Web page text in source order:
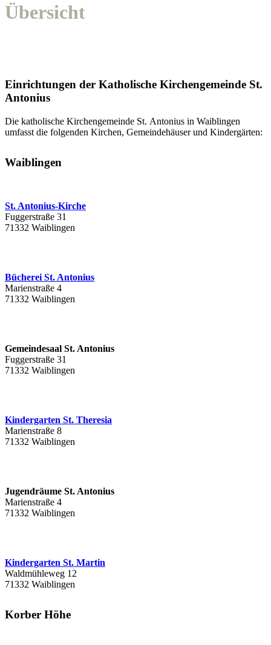
Übersicht
Einrichtungen der Katholische Kirchengemeinde St.
Antonius
Die katholische Kirchengemeinde St. Antonius in Waiblingen
umfasst die folgenden Kirchen, Gemeindehäuser und Kindergärten:
Waiblingen
St. Antonius-Kirche
Fuggerstraße 31
71332 Waiblingen
Bücherei St. Antonius
Marienstraße 4
71332 Waiblingen
Gemeindesaal St. Antonius
Fuggerstraße 31
71332 Waiblingen
Kindergarten St. Theresia
Marienstraße 8
71332 Waiblingen
Jugendräume St. Antonius
Marienstraße 4
71332 Waiblingen
Kindergarten St. Martin
Waldmühleweg 12
71332 Waiblingen
Korber Höhe